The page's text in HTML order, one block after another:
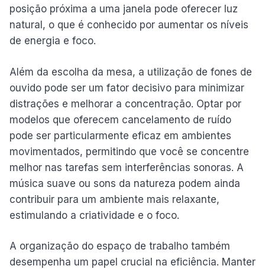
posição próxima a uma janela pode oferecer luz
natural, o que é conhecido por aumentar os níveis
de energia e foco.
Além da escolha da mesa, a utilização de fones de
ouvido pode ser um fator decisivo para minimizar
distrações e melhorar a concentração. Optar por
modelos que oferecem cancelamento de ruído
pode ser particularmente eficaz em ambientes
movimentados, permitindo que você se concentre
melhor nas tarefas sem interferências sonoras. A
música suave ou sons da natureza podem ainda
contribuir para um ambiente mais relaxante,
estimulando a criatividade e o foco.
A organização do espaço de trabalho também
desempenha um papel crucial na eficiência. Manter